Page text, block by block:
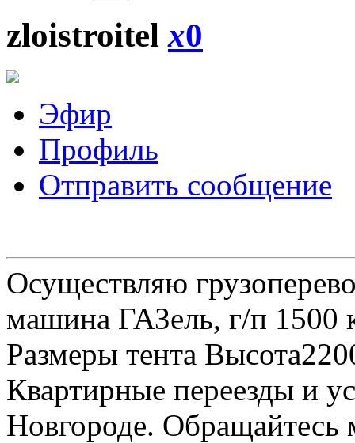
zloistroitelx0
Эфир
Профиль
Отправить сообщение
Осуществляю
машина ГАЗель, г/п 1500
Размеры тента
Квартирные переезды и
Новгороде.